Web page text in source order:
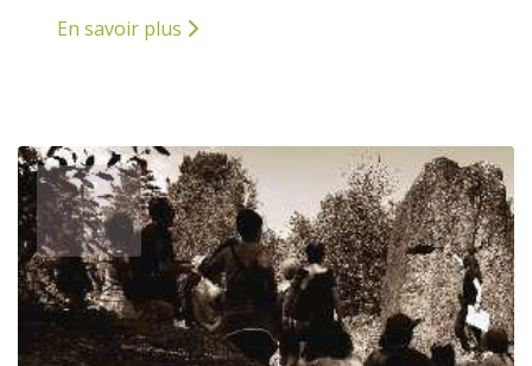
En savoir plus
7
AVRIL
2025